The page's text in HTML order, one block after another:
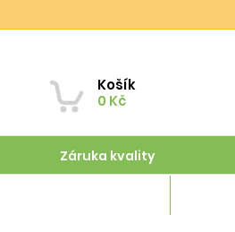
Košík
0 Kč
Záruka kvality